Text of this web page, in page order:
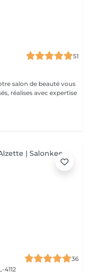
51
salon de beauté vous
réalises avec expertise
36
4112